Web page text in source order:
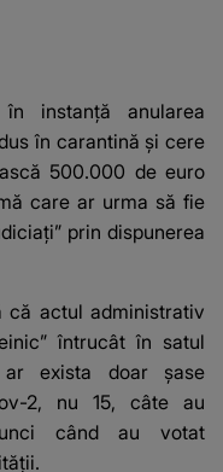
instanță anularea
în carantină şi cere
500.000 de euro
care ar urma să fie
prin dispunerea
că actul administrativ
întrucât în satul
exista doar şase
2, nu 15, câte au
când au votat